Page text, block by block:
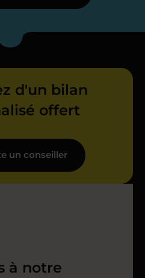
d'un bilan
offert
un conseiller
à notre